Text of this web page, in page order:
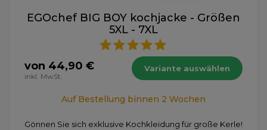
EGOchef BIG BOY kochjacke - Größen
5XL - 7XL
von 44,90 €
inkl. MwSt.
Variante auswählen
Auf Bestellung binnen 2 Wochen
Gönnen Sie sich exklusive Kochkleidung für große Kerle!